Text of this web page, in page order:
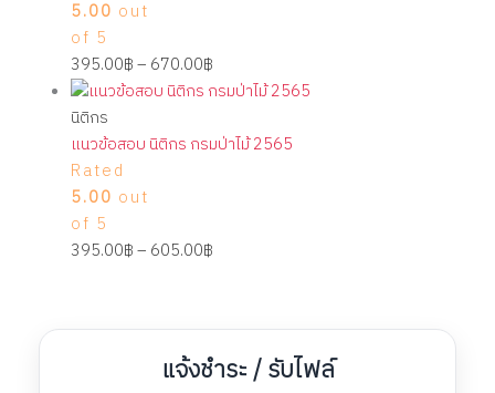
5.00 out
of 5
395.00฿– 670.00฿
นิติกร
แนวข้อสอบ นิติกร กรมป่าไม้ 2565
Rated
5.00 out
of 5
395.00฿– 605.00฿
แจ้งชำระ / รับไฟล์